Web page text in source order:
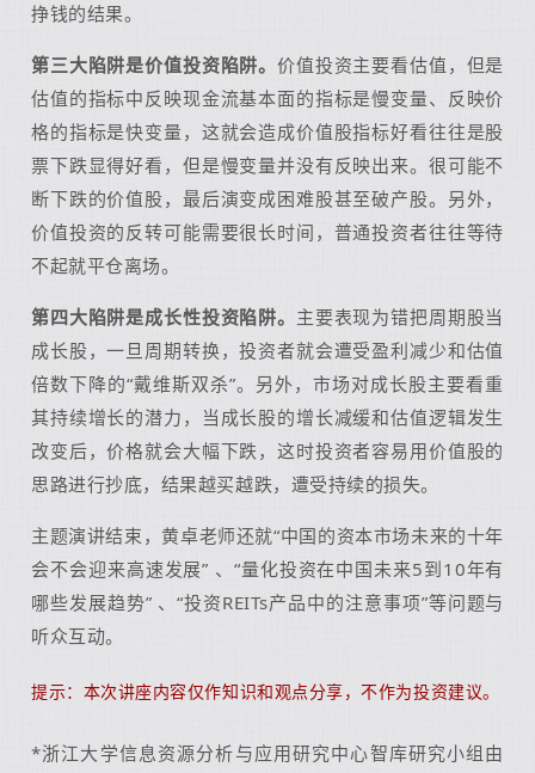
挣钱的结果。
第三大陷阱是价值投资陷阱。价值投资主要看估值，但是
估值的指标中反映现金流基本面的指标是慢变量、反映价
格的指标是快变量，这就会造成价值股指标好看往往是股
票下跌显得好看，但是慢变量并没有反映出来。很可能不
断下跌的价值股，最后演变成困难股甚至破产股。另外，
价值投资的反转可能需要很长时间，普通投资者往往等待
不起就平仓离场。
第四大陷阱是成长性投资陷阱。 主要表现为错把周期股当
成长股，一旦周期转换，投资者就会遭受盈利减少和估值
倍数下降的“戴维斯双杀”。另外，市场对成长股主要看重
其持续增长的潜力，当成长股的增长减缓和估值逻辑发生
改变后，价格就会大幅下跌，这时投资者容易用价值股的
思路进行抄底，结果越买越跌，遭受持续的损失。
主题演讲结束，黄卓老师还就“中国的资本市场未来的十年
会不会迎来高速发展” 、“量化投资在中国未来5到10年有
哪些发展趋势” 、“投资REITs产品中的注意事项”等问题与
听众互动。
提示：本次讲座内容仅作知识和观点分享，不作为投资建议。
*浙江大学信息资源分析与应用研究中心智库研究小组由